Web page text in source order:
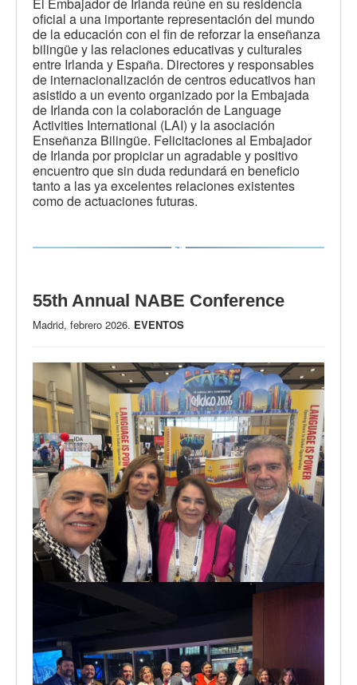
oficial a una importante representación del mundo
de la educación con el fin de reforzar la enseñanza
bilingüe y las relaciones educativas y culturales
entre Irlanda y España. Directores y responsables
de internacionalización de centros educativos han
asistido a un evento organizado por la Embajada
de Irlanda con la colaboración de Language
Activities International (LAI) y la asociación
Enseñanza Bilingüe. Felicitaciones al Embajador
de Irlanda por propiciar un agradable y positivo
encuentro que sin duda redundará en beneficio
tanto a las ya excelentes relaciones existentes
como de actuaciones futuras.
55th Annual NABE Conference
Madrid, febrero 2026. EVENTOS